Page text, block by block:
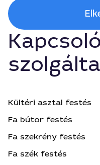
Kültéri asztal festés
Fa bútor festés
Fa szekrény festés
Fa szék festés